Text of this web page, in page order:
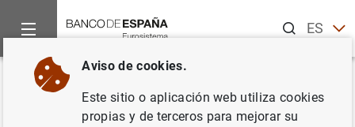
ESEN
Inicio Noticias y eventos
Volver
Nota sobre Target 2
Aviso de cookies.
Este sitio o aplicación web utiliza cookies
propias y de terceros para mejorar su